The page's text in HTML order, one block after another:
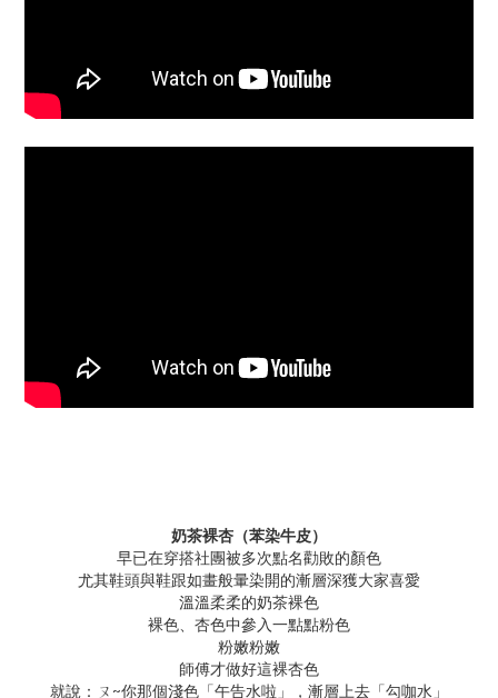
奶茶裸杏（苯染牛皮）
早已在穿搭社團被多次點名勸敗的顏色
尤其鞋頭與鞋跟如畫般暈染開的漸層深獲大家喜愛
溫溫柔柔的奶茶裸色
裸色、杏色中參入一點點粉色
粉嫩粉嫩
師傅才做好這裸杏色
就說：ㄡ~你那個淺色「午告水啦」，漸層上去「勾咖水」